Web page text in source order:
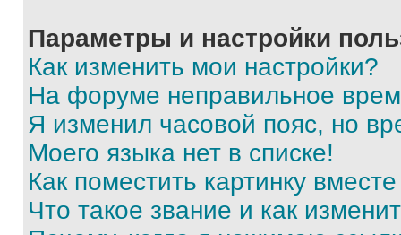
Параметры и настройки
Как изменить мои настройки?
На форуме неправильное
Я изменил часовой пояс, но
Моего языка нет в списке!
Как поместить картинку
Что такое звание и как